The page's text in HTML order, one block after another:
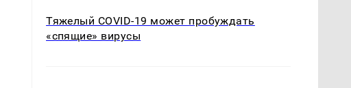
Тяжелый COVID-19 может пробуждать
«спящие» вирусы